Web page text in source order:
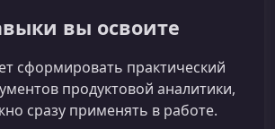
вы освоите
сформировать практический
продуктовой аналитики,
сразу применять в работе.